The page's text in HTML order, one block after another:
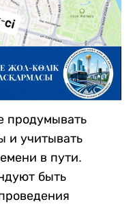
продумывать
и учитывать
в пути.
быть